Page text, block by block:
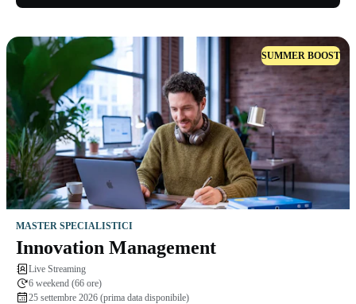
SUMMER BOOST
MASTER SPECIALISTICI
Innovation Management
Live Streaming
6 weekend (66 ore)
25 settembre 2026 (prima data disponibile)